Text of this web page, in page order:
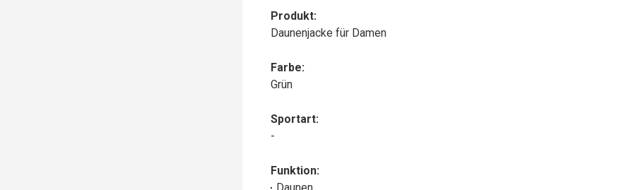
Produkt:
Daunenjacke für Damen
Farbe:
Grün
Sportart:
-
Funktion: